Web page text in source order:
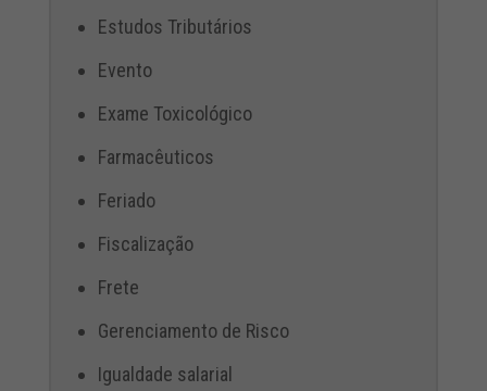
Estudos Tributários
Evento
Exame Toxicológico
Farmacêuticos
Feriado
Fiscalização
Frete
Gerenciamento de Risco
Igualdade salarial